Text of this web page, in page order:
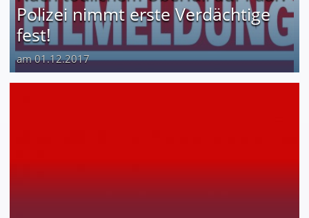
Polizei nimmt erste Verdächtige
fest!
am 01.12.2017